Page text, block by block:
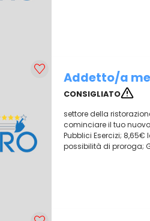
Addetto/a
CONSIGLIATO
settore della
cominciare il tuo
Pubblici Esercizi;
possibilità di proroga;